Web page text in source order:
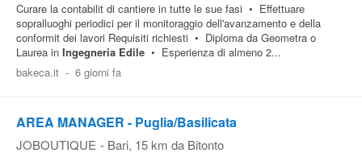
Curare la contabilit di cantiere in tutte le sue fasi • Effettuare
sopralluoghi periodici per il monitoraggio dell'avanzamento e della
conformit dei lavori Requisiti richiesti • Diploma da Geometra o
Laurea in Ingegneria Edile • Esperienza di almeno 2...
bakeca.it - 6 giorni fa
AREA MANAGER - Puglia/Basilicata
JOBOUTIQUE - Bari, 15 km da Bitonto